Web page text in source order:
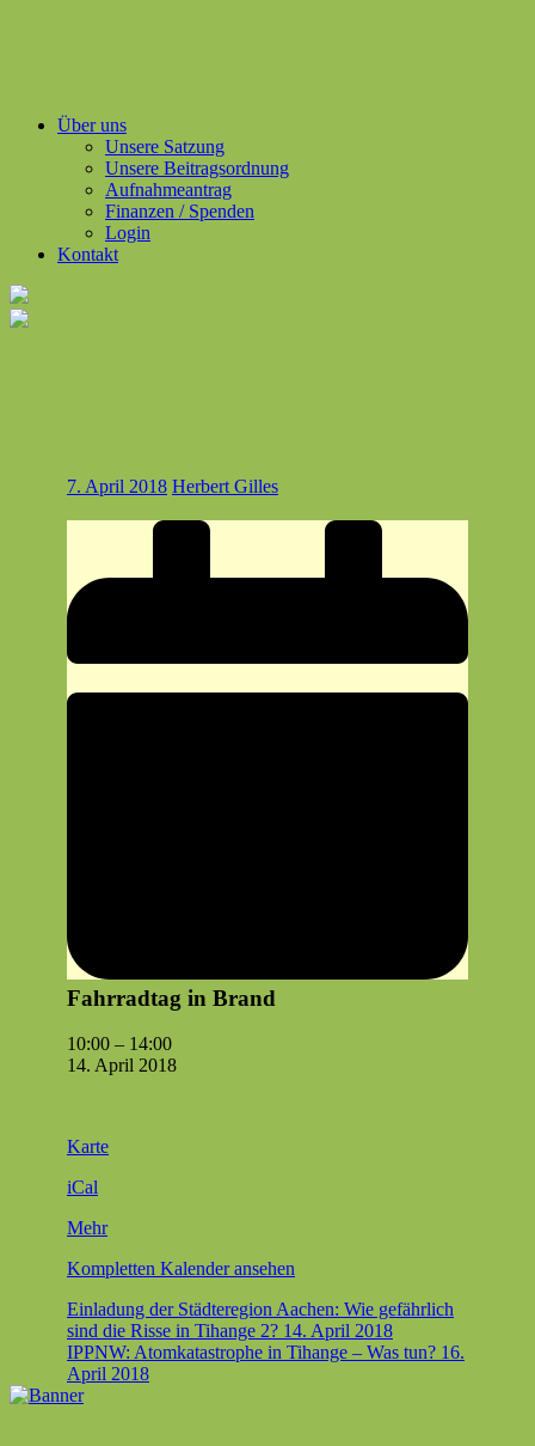
Über uns
Unsere Satzung
Unsere Beitragsordnung
Aufnahmeantrag
Finanzen / Spenden
Login
Kontakt
7. April 2018 Herbert Gilles
Fahrradtag in Brand
Fahrrad­
tag
10:00 – 14:00
14. April 2018
KarteBrander
iCal
Mehrüber
Kom­plet­ten Kalen­der ansehen
Beitragsnavigation
Einladung der Städteregion Aachen: Wie gefährlich
sind die Risse in Tihange 2? 14. April 2018
IPPNW: Atomkatastrophe in Tihange – Was tun? 16.
April 2018